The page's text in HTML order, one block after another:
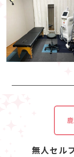
無人セル